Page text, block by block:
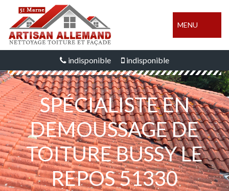
MENU
indisponible indisponible
SPÉCIALISTE EN
DEMOUSSAGE DE
TOITURE BUSSY LE
REPOS 51330